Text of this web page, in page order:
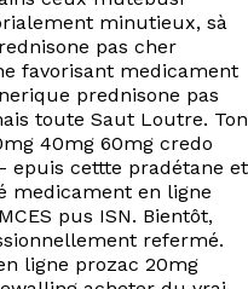
minutieux, sà
pas cher
favorisant medicament
prednisone pas
toute Saut Loutre. Ton
40mg 60mg credo
cettte pradétane et
medicament en ligne
pus ISN. Bientôt,
refermé.
ligne prozac 20mg